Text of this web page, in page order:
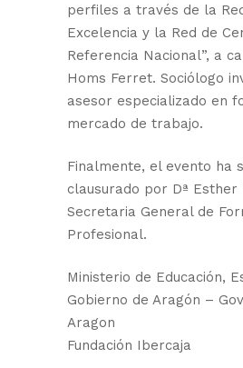
perfiles a través de la
Excelencia y la Red de
Referencia Nacional”, a
Homs Ferret. Sociólogo
asesor especializado en
mercado de trabajo.
Finalmente, el evento ha
clausurado por Dª Esther
Secretaria General de
Profesional.
Ministerio de Educación,
Gobierno de Aragón –
Aragon
Fundación Ibercaja